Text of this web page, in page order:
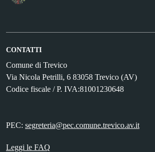
CONTATTI
Comune di Trevico
Via Nicola Petrilli, 6 83058 Trevico (AV)
Codice fiscale / P. IVA:81001230648
PEC: segreteria@pec.comune.trevico.av.it
Leggi le FAQ